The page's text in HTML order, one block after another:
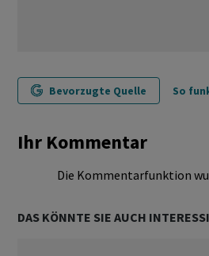
Bevorzugte Quelle So
Ihr Kommentar
Die Kommentarfunktion
DAS KÖNNTE SIE AUCH